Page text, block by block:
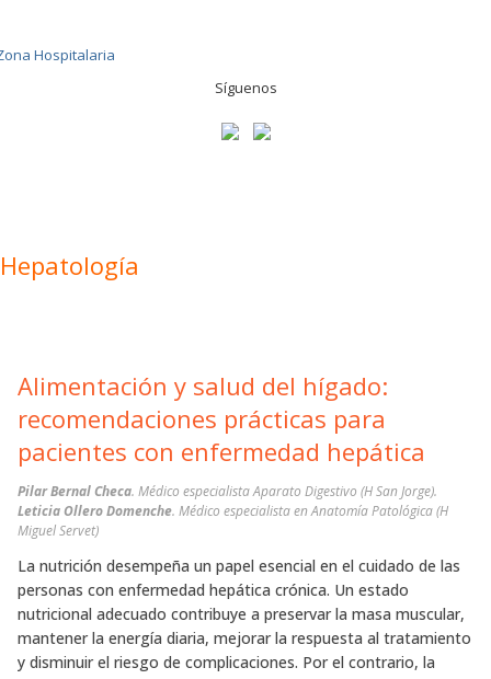
Síguenos
Hepatología
Alimentación y salud del hígado:
recomendaciones prácticas para
pacientes con enfermedad hepática
Pilar Bernal Checa. Médico especialista Aparato Digestivo (H San Jorge).
Leticia Ollero Domenche. Médico especialista en Anatomía Patológica (H
Miguel Servet)
La nutrición desempeña un papel esencial en el cuidado de las
personas con enfermedad hepática crónica. Un estado
nutricional adecuado contribuye a preservar la masa muscular,
mantener la energía diaria, mejorar la respuesta al tratamiento
y disminuir el riesgo de complicaciones. Por el contrario, la